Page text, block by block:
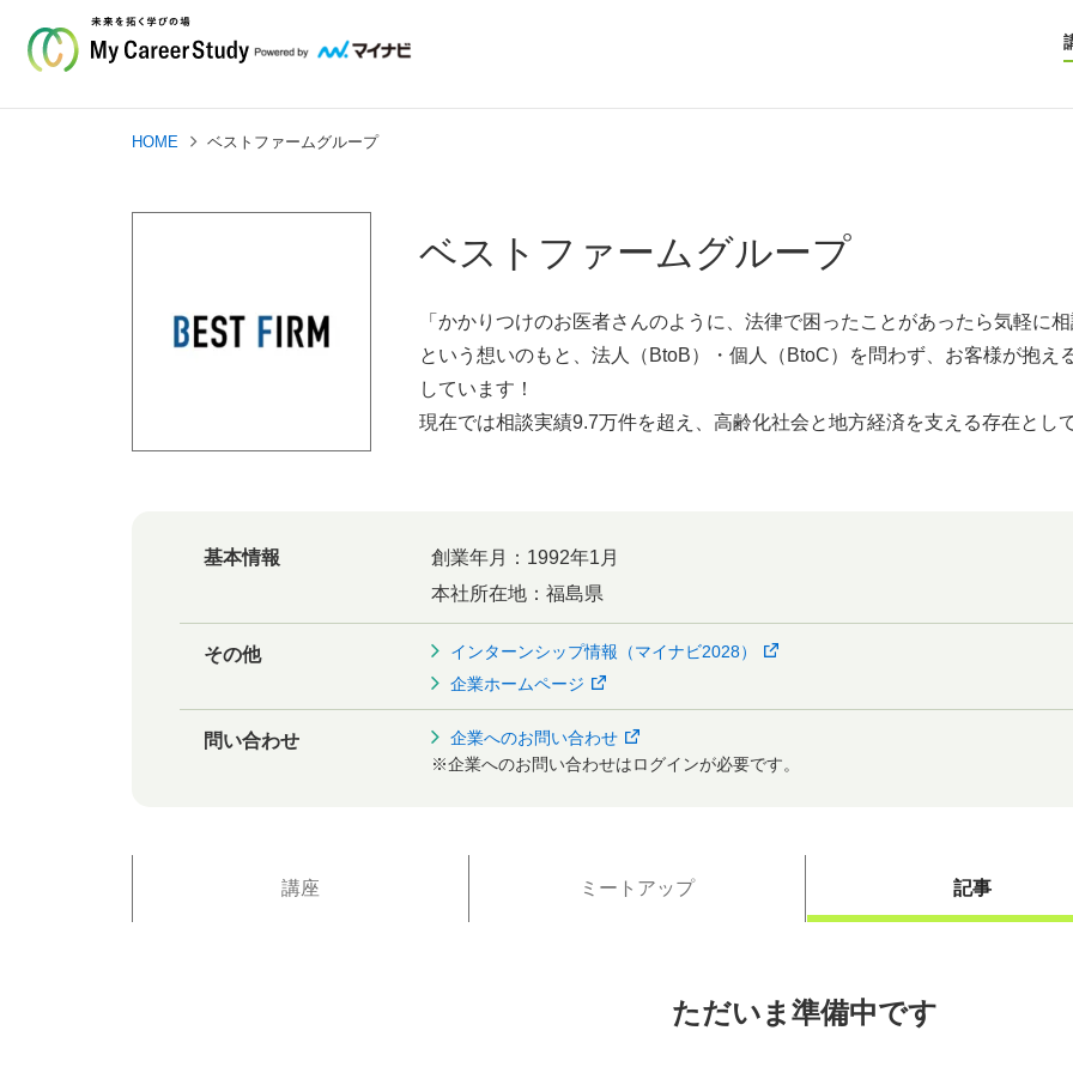
HOME ベストファームグループ
ベストファームグループ
「かかりつけのお医者さんのように、法律で困ったことがあったら気軽に
という想いのもと、法人（BtoB）・個人（BtoC）を問わず、お客様が抱
しています！
現在では相談実績9.7万件を超え、高齢化社会と地方経済を支える存在とし
基本情報 創業年月： 1992年1月
本社所在地： 福島県
その他
インターンシップ情報（マイナビ2028）
企業ホームページ
問い合わせ
企業へのお問い合わせ
※企業へのお問い合わせはログインが必要です。
講座 ミートアップ 記事
ただいま準備中です